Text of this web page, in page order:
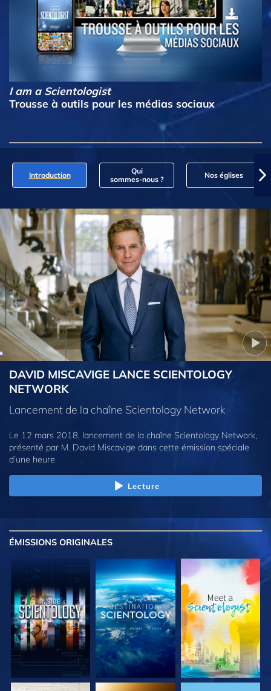
I am a Scientologist
Trousse à outils pour les médias sociaux
Introduction
Qui
sommes‑nous ?
Nos églises
DAVID MISCAVIGE LANCE SCIENTOLOGY
NETWORK
Lancement de la chaîne Scientology Network
Le 12 mars 2018, lancement de la chaîne Scientology Network,
présenté par M. David Miscavige dans cette émission spéciale
d’une heure.
Lecture
ÉMISSIONS ORIGINALES